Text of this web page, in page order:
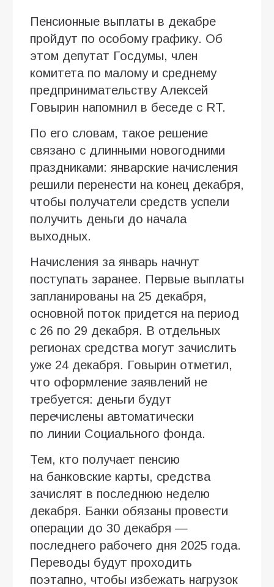
Пенсионные выплаты в декабре
пройдут по особому графику. Об
этом депутат Госдумы, член
комитета по малому и среднему
предпринимательству Алексей
Говырин напомнил в беседе с RT.
По его словам, такое решение
связано с длинными новогодними
праздниками: январские начисления
решили перенести на конец декабря,
чтобы получатели средств успели
получить деньги до начала
выходных.
Начисления за январь начнут
поступать заранее. Первые выплаты
запланированы на 25 декабря,
основной поток придется на период
с 26 по 29 декабря. В отдельных
регионах средства могут зачислить
уже 24 декабря. Говырин отметил,
что оформление заявлений не
требуется: деньги будут
перечислены автоматически
по линии Социального фонда.
Тем, кто получает пенсию
на банковские карты, средства
зачислят в последнюю неделю
декабря. Банки обязаны провести
операции до 30 декабря —
последнего рабочего дня 2025 года.
Переводы будут проходить
поэтапно, чтобы избежать нагрузок